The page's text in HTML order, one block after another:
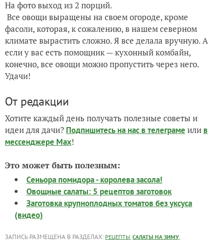
На фото выход из 2 порций.
Все овощи выращены на своем огороде, кроме
фасоли, которая, к сожалению, в нашем северном
климате вырастить сложно. Я все делала вручную. А
если у вас есть помощник — кухонный комбайн,
конечно, все овощи можно пропустить через него.
Удачи!
От редакции
Хотите каждый день получать полезные советы и
идеи для дачи? Подпишитесь на нас в телеграме или в
мессенджере Max!
Это может быть полезным:
Сеньора помидора - королева засола!
Овощные салаты: 5 рецептов заготовок
Заготовка крупноплодных томатов без уксуса
(видео)
ЗАПИСЬ РАЗМЕЩЕНА В РАЗДЕЛАХ: РЕЦЕПТЫ, САЛАТЫ НА ЗИМУ,